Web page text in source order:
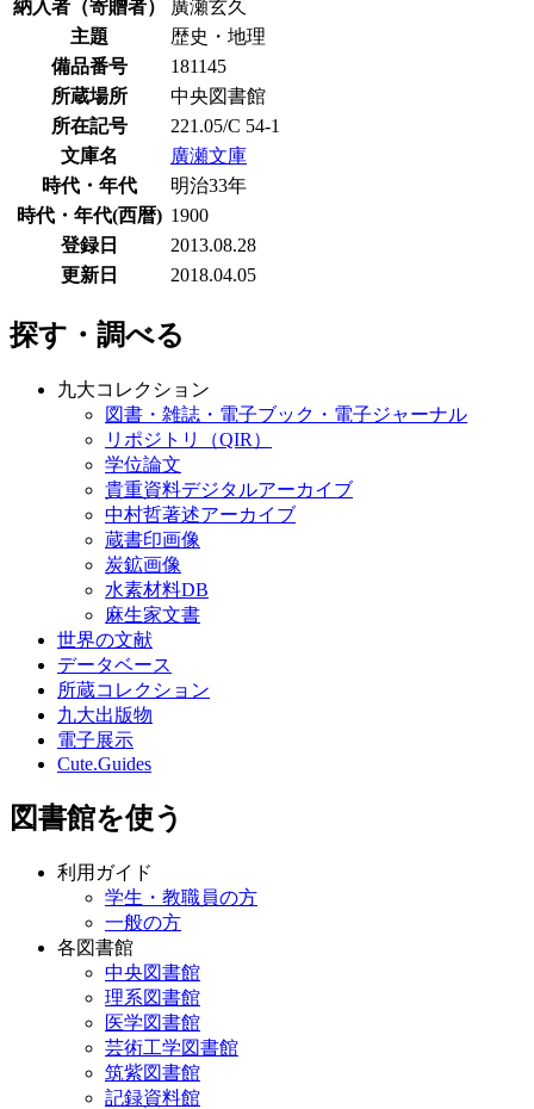
納入者（寄贈者）
廣瀬玄久
主題
歴史・地理
備品番号
181145
所蔵場所
中央図書館
所在記号
221.05/C 54-1
文庫名
廣瀬文庫
時代・年代
明治33年
時代・年代(西暦) 1900
登録日
2013.08.28
更新日
2018.04.05
探す・調べる
九大コレクション
図書・雑誌・電子ブック・電子ジャーナル
リポジトリ（QIR）
学位論文
貴重資料デジタルアーカイブ
中村哲著述アーカイブ
蔵書印画像
炭鉱画像
水素材料DB
麻生家文書
世界の文献
データベース
所蔵コレクション
九大出版物
電子展示
Cute.Guides
図書館を使う
利用ガイド
学生・教職員の方
一般の方
各図書館
中央図書館
理系図書館
医学図書館
芸術工学図書館
筑紫図書館
記録資料館